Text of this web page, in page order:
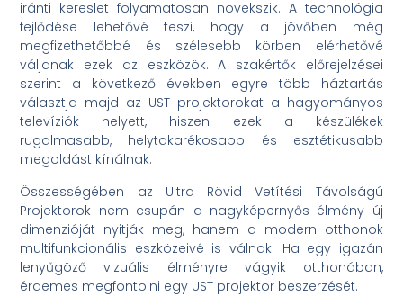
iránti kereslet folyamatosan növekszik. A technológia
fejlődése lehetővé teszi, hogy a jövőben még
megfizethetőbbé és szélesebb körben elérhetővé
váljanak ezek az eszközök. A szakértők előrejelzései
szerint a következő években egyre több háztartás
választja majd az UST projektorokat a hagyományos
televíziók helyett, hiszen ezek a készülékek
rugalmasabb, helytakarékosabb és esztétikusabb
megoldást kínálnak.
Összességében az Ultra Rövid Vetítési Távolságú
Projektorok nem csupán a nagyképernyős élmény új
dimenzióját nyitják meg, hanem a modern otthonok
multifunkcionális eszközeivé is válnak. Ha egy igazán
lenyűgöző vizuális élményre vágyik otthonában,
érdemes megfontolni egy UST projektor beszerzését.